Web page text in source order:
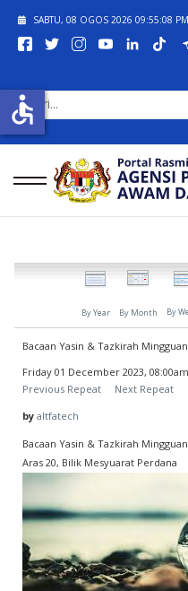
SABTU, 08 OGOS 2026 09:55:08 PM
CARI...
By Year By Month By
Bacaan Yasin & Tazkirah
Friday 01 December 2023,
Previous Repeat
Next Repeat
by altfatech
Bacaan Yasin & Tazkirah
Aras 20, Bilik Mesyuarat Perdana
accessible